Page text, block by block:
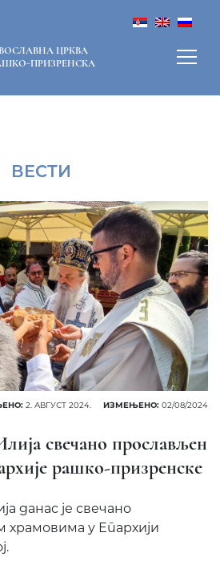
ЦРКВА
ПРИЗРЕНСКА
ВЕСТИ
2. АВГУСТ 2024. ИЗМЕЊЕНО: 02/08/2024
свечано прослављен
рашко-призренске
данас је свечано
храмовима у Епархији